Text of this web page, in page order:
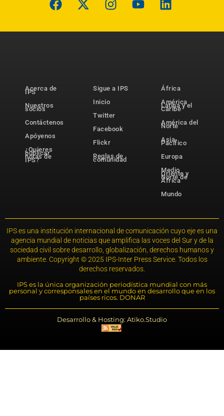
Acerca de
IPS
Nuestros
socios
Contáctenos
Apóyenos
¿Quieres
publicar
notas de
IPS?
Sigue a IPS
Inicio
Twitter
Facebook
Flickr
Reglas de
comunidad
África
América
Latina y el
Caribe
América del
Norte
Asia-
Pacífico
Europa
Medio
Oriente y
Norte de
África
Mundo
IPS es una institución internacional de comunicación cuyo eje es una
agencia mundial de noticias que amplifica las voces del Sur y de la
sociedad civil sobre desarrollo, globalización, derechos humanos y
ambiente. Copyright © 2025 IPS-Inter Press Service. Todos los
derechos reservados.
IPS es la única organización periodística mundial con más
personal y corresponsales en el mundo en desarrollo que en los
países ricos. DONAR
Desarrollo & Hosting: Atiko.Studio